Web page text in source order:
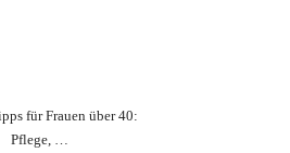
für Frauen über 40:
Pflege, …